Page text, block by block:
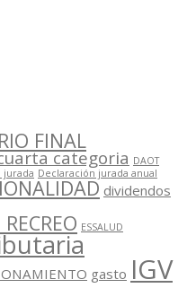
FINAL
categoria DAOT
jurada Declaración jurada anual
dividendos
ESSALUD
gasto IGV